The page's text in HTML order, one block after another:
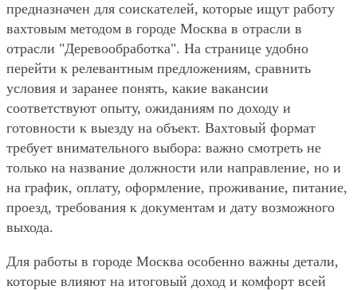
предназначен для соискателей, которые ищут работу
вахтовым методом в городе Москва в отрасли в
отрасли "Деревообработка". На странице удобно
перейти к релевантным предложениям, сравнить
условия и заранее понять, какие вакансии
соответствуют опыту, ожиданиям по доходу и
готовности к выезду на объект. Вахтовый формат
требует внимательного выбора: важно смотреть не
только на название должности или направление, но и
на график, оплату, оформление, проживание, питание,
проезд, требования к документам и дату возможного
выхода.
Для работы в городе Москва особенно важны детали,
которые влияют на итоговый доход и комфорт всей